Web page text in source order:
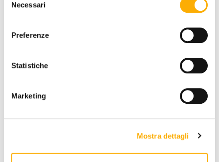
delNecessari
Preferenze
Statistiche
Marketing
Mostra dettagli
+0€
QUANTITY:
- +
€ 1.859,96 € 2.735,24